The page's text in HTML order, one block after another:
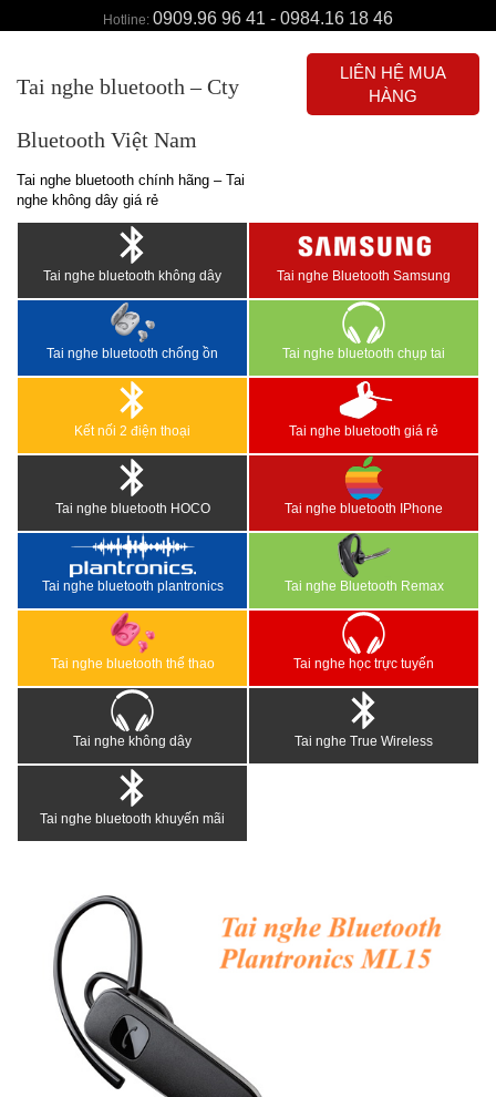
Hotline: 0909.96 96 41 - 0984.16 18 46
Tai nghe bluetooth – Cty
Bluetooth Việt Nam
Tai nghe bluetooth chính hãng – Tai
nghe không dây giá rẻ
LIÊN HỆ MUA
HÀNG
Tai nghe bluetooth không dây Tai nghe Bluetooth Samsung
Tai nghe bluetooth chống ồn Tai nghe bluetooth chụp tai
Kết nối 2 điện thoại Tai nghe bluetooth giá rẻ
Tai nghe bluetooth HOCO Tai nghe bluetooth IPhone
Tai nghe bluetooth plantronics Tai nghe Bluetooth Remax
Tai nghe bluetooth thể thao Tai nghe học trực tuyến
Tai nghe không dây Tai nghe True Wireless
Tai nghe bluetooth khuyến mãi